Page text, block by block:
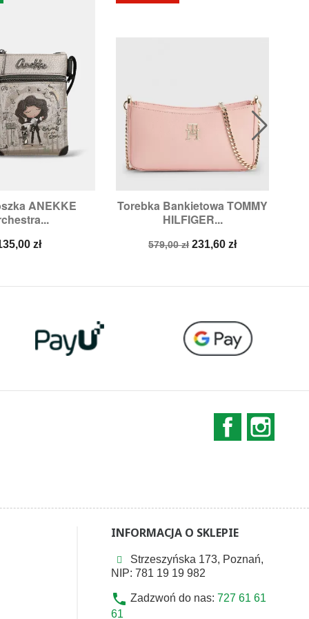
ANEKKE
zł
podgląd
Torebka Bankietowa TOMMY
HILFIGER...
Cena
579,00 zł Cena
231,60 zł
 Szybki podgląd
Facebook
INFORMACJA O SKLEPIE
Strzeszyńska 173, Poznań,
NIP: 781 19 19 982
phone Zadzwoń do nas: 727 61 61
61